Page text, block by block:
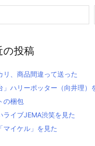
の投稿
リ、商品間違って送った
」ハリーポッター（向井理）
の梱包
ライブJEMA渋笑を見た
マイケル」を見た